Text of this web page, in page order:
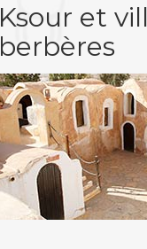
Ksour et
berbères